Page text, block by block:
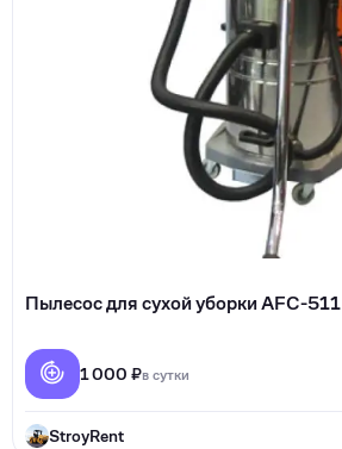
Пылесос для сухой уборки AFC-511
1 000 ₽в сутки
StroyRent